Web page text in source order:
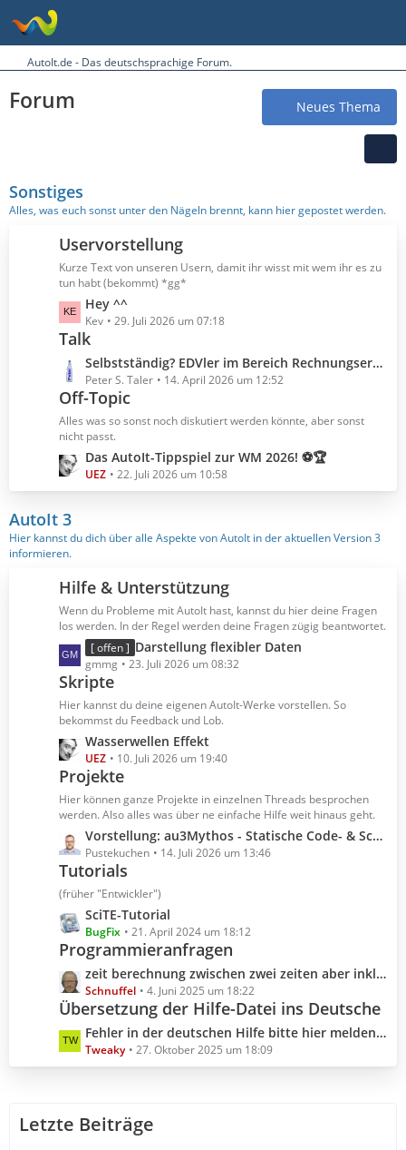
AutoIt.de - Das deutschsprachige Forum.
Forum Neues Thema
Sonstiges
Alles, was euch sonst unter den Nägeln brennt, kann hier gepostet werden.
Uservorstellung
Kurze Text von unseren Usern, damit ihr wisst mit wem ihr es zu
tun habt (bekommt) *gg*
L
e
t
e
B
e
t
g
e
Hey ^^
Kev 29. Juli 2026 um 07:18
Talk
t
z
t
e
B
e
t
r
ä
g
e
Selbstständig? EDVler im Bereich Rechnungserstellung?
Peter S. Taler 14. April 2026 um 12:52
Off-Topic
Alles was so sonst noch diskutiert werden könnte, aber sonst
nicht passt.
L
e
t
z
t
e
e
i
t
ä
g
e
Das AutoIt-Tippspiel zur WM 2026! ⚽🏆
UEZ 22. Juli 2026 um 10:58
AutoIt 3
Hier kannst du dich über alle Aspekte von AutoIt in der aktuellen Version 3
informieren.
Hilfe & Unterstützung
Wenn du Probleme mit AutoIt hast, kannst du hier deine Fragen
los werden. In der Regel werden deine Fragen zügig beantwortet.
L
e
t
z
t
e
B
e
i
t
ä
g
e
[ offen ] Darstellung flexibler Daten
gmmg 23. Juli 2026 um 08:32
Skripte
Hier kannst du deine eigenen AutoIt-Werke vorstellen. So
bekommst du Feedback und Lob.
L
e
t
z
t
B
e
i
t
r
ä
g
e
Wasserwellen Effekt
UEZ 10. Juli 2026 um 19:40
Projekte
Hier können ganze Projekte in einzelnen Threads besprochen
werden. Also alles was über ne einfache Hilfe weit hinaus geht.
e
t
z
e
B
i
t
r
ä
g
e
Vorstellung: au3Mythos - Statische Code- & Scoping-Analyse für AutoIt 3
Pustekuchen 14. Juli 2026 um 13:46
Tutorials
(früher "Entwickler")
L
e
t
z
t
e
e
g
SciTE-Tutorial
BugFix 21. April 2024 um 18:12
Programmieranfragen
L
e
t
z
e
i
t
zeit berechnung zwischen zwei zeiten aber inklusive millisekunden
Schnuffel 4. Juni 2025 um 18:22
Übersetzung der Hilfe-Datei ins Deutsche
L
e
t
e
Fehler in der deutschen Hilfe bitte hier melden (Hilfedatei 3.3.18.0 2025.10.04)
Tweaky 27. Oktober 2025 um 18:09
Letzte Beiträge